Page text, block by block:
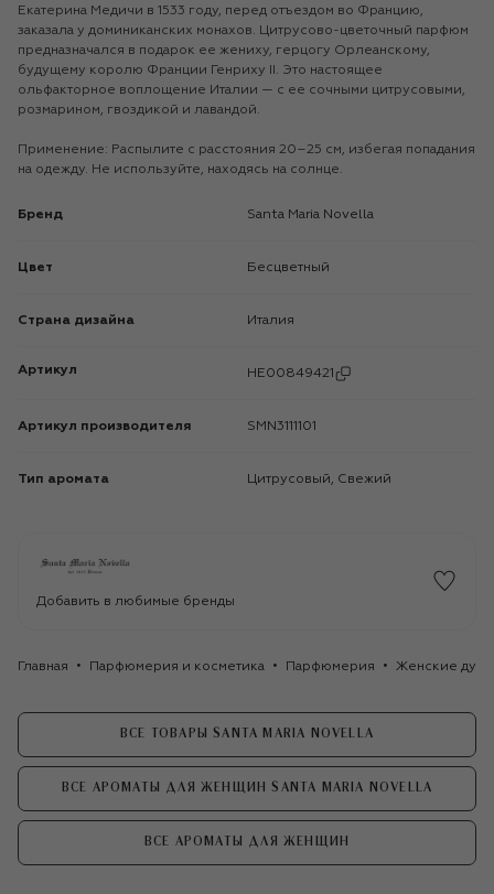
Екатерина Медичи в 1533 году, перед отъездом во Францию,
заказала у доминиканских монахов. Цитрусово-цветочный парфюм
предназначался в подарок ее жениху, герцогу Орлеанскому,
будущему королю Франции Генриху II. Это настоящее
ольфакторное воплощение Италии — с ее сочными цитрусовыми,
розмарином, гвоздикой и лавандой.
Применение: Распылите с расстояния 20–25 см, избегая попадания
на одежду. Не используйте, находясь на солнце.
Бренд Santa Maria Novella
Цвет Бесцветный
Страна дизайна Италия
Артикул HE00849421
Артикул производителя SMN3111101
Тип аромата Цитрусовый, Свежий
Добавить в любимые бренды
Главная Парфюмерия и косметика Парфюмерия Женские духи
ВСЕ ТОВАРЫ SANTA MARIA NOVELLA
ВСЕ АРОМАТЫ ДЛЯ ЖЕНЩИН SANTA MARIA NOVELLA
ВСЕ АРОМАТЫ ДЛЯ ЖЕНЩИН